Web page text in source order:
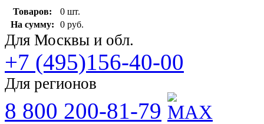
Товаров:
0 шт.
На сумму:
0 руб.
Для Москвы и обл.
+7 (495)156-40-00
Для регионов
8 800 200-81-79